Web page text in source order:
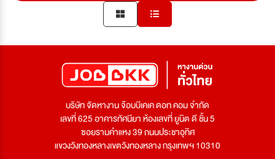
บริษัท จัดหางาน จ๊อบบีเคเค ดอท คอม จำกัด
เลขที่ 625 อาคารทัศนียา ห้องเลขที่ ยูนิต ดี ชั้น 5
ซอยรามคำแหง 39 ถนนประชาอุทิศ
แขวงวังทองหลางเขตวังทองหลาง กรุงเทพฯ 10310